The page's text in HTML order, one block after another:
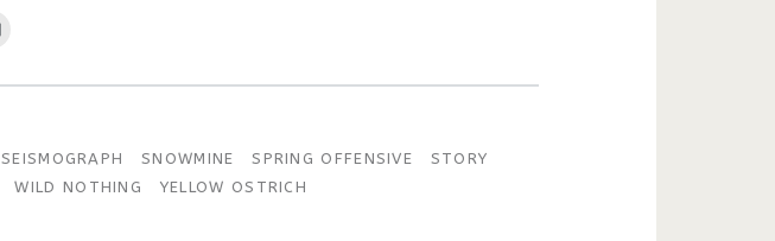
SEISMOGRAPH SNOWMINE SPRING OFFENSIVE
STORY
WILD NOTHING YELLOW OSTRICH